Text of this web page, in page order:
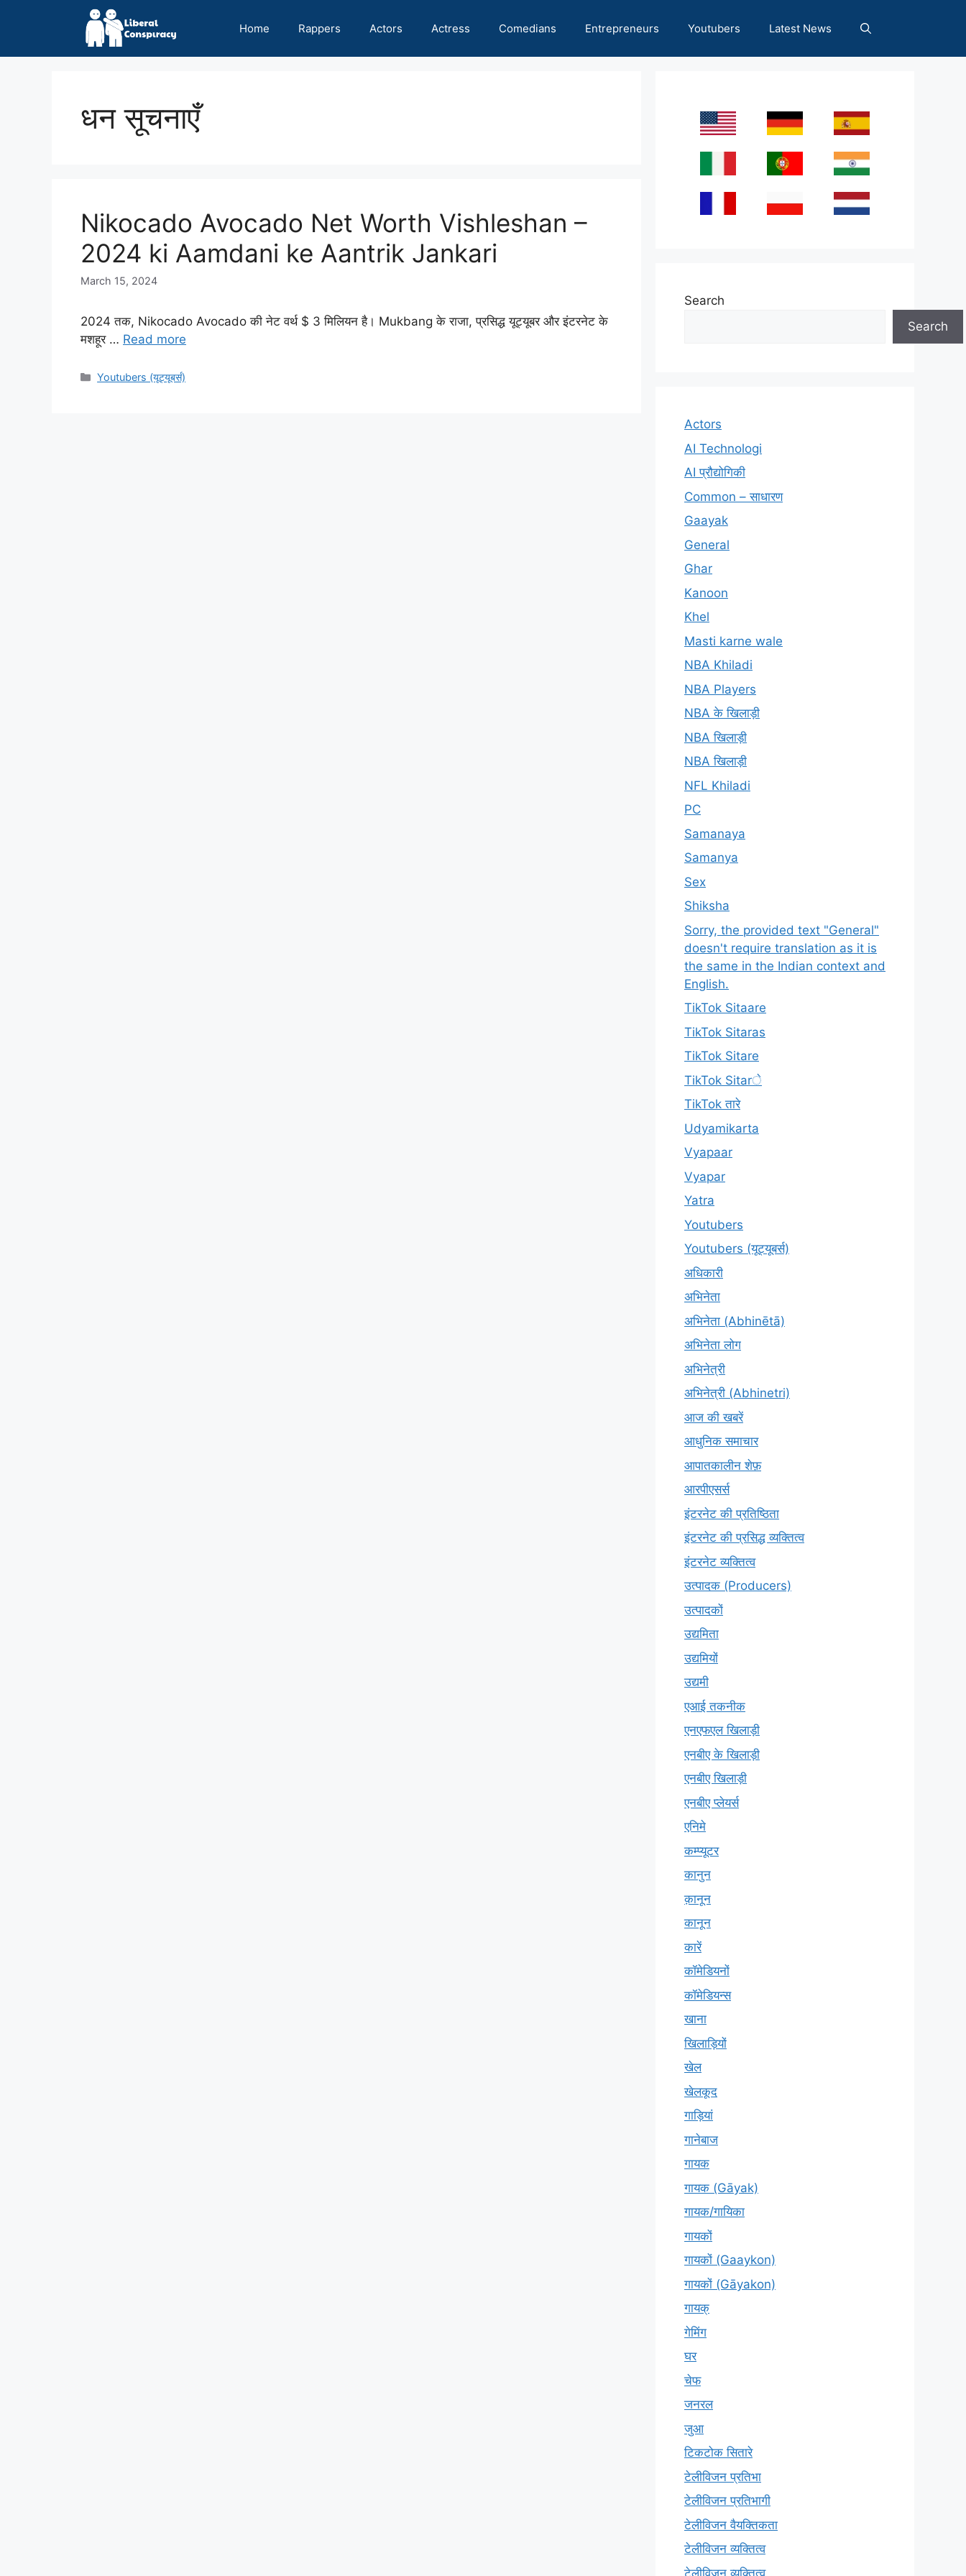
Home Rappers Actors Actress Comedians Entrepreneurs Youtubers Latest News
धन सूचनाएँ
Nikocado Avocado Net Worth Vishleshan –
2024 ki Aamdani ke Aantrik Jankari
March 15, 2024
2024 तक, Nikocado Avocado की नेट वर्थ $ 3 मिलियन है। Mukbang के राजा, प्रसिद्ध यूट्यूबर और इंटरनेट के
मशहूर … Read more
Categories
Youtubers (यूट्यूबर्स)
Search
Search
Actors
AI Technologi
AI प्रौद्योगिकी
Common – साधारण
Gaayak
General
Ghar
Kanoon
Khel
Masti karne wale
NBA Khiladi
NBA Players
NBA के खिलाड़ी
NBA खिलाड़ी
NBA खिलाड़ी
NFL Khiladi
PC
Samanaya
Samanya
Sex
Shiksha
Sorry, the provided text "General"
doesn't require translation as it is
the same in the Indian context and
English.
TikTok Sitaare
TikTok Sitaras
TikTok Sitare
TikTok Sitarे
TikTok तारे
Udyamikarta
Vyapaar
Vyapar
Yatra
Youtubers
Youtubers (यूट्यूबर्स)
अधिकारी
अभिनेता
अभिनेता (Abhinētā)
अभिनेता लोग
अभिनेत्री
अभिनेत्री (Abhinetri)
आज की खबरें
आधुनिक समाचार
आपातकालीन शेफ़
आरपीएसर्स
इंटरनेट की प्रतिष्ठिता
इंटरनेट की प्रसिद्ध व्यक्तित्व
इंटरनेट व्यक्तित्व
उत्पादक (Producers)
उत्पादकों
उद्यमिता
उद्यमियों
उद्यमी
एआई तकनीक
एनएफएल खिलाड़ी
एनबीए के खिलाड़ी
एनबीए खिलाड़ी
एनबीए प्लेयर्स
एनिमे
कम्प्यूटर
कानुन
क़ानून
कानून
कारें
कॉमेडियनों
कॉमेडियन्स
खाना
खिलाड़ियों
खेल
खेलकूद
गाड़ियां
गानेबाज
गायक
गायक (Gāyak)
गायक/गायिका
गायकों
गायकों (Gaaykon)
गायकों (Gāyakon)
गायक्
गेमिंग
घर
चेफ
जनरल
जुआ
टिकटोक सितारे
टेलीविजन प्रतिभा
टेलीविजन प्रतिभागी
टेलीविजन वैयक्तिकता
टेलीविजन व्यक्तित्व
टेलीविज़न व्यक्तित्व